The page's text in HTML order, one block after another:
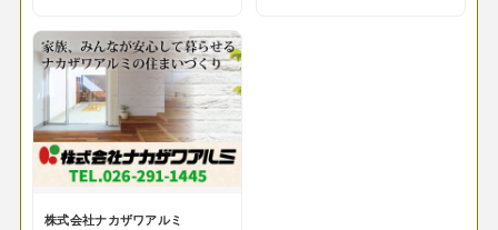
株式会社ナカザワアルミ